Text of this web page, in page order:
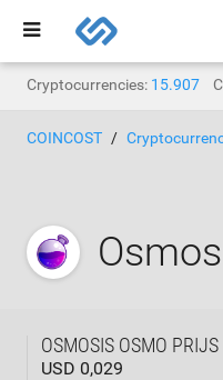
Cryptocurrencies: 15.907
COINCOST
OSMOSIS OSMO PRIJS
USD 0,029